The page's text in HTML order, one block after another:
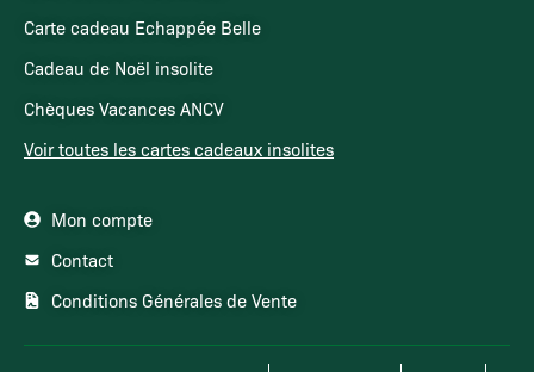
Carte cadeau Echappée Belle
Cadeau de Noël insolite
Chèques Vacances ANCV
Voir toutes les cartes cadeaux insolites
Mon compte
Contact
Conditions Générales de Vente